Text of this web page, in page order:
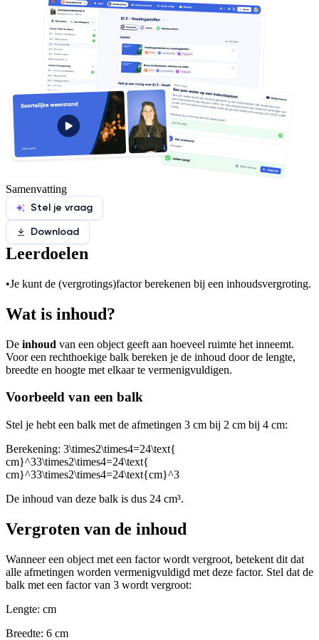
Samenvatting
Stel je vraag
Download
Leerdoelen
•Je kunt de (vergrotings)factor berekenen bij een inhoudsvergroting.
Wat is inhoud?
De inhoud van een object geeft aan hoeveel ruimte het inneemt.
Voor een rechthoekige balk bereken je de inhoud door de lengte,
breedte en hoogte met elkaar te vermenigvuldigen.
Voorbeeld van een balk
Stel je hebt een balk met de afmetingen 3 cm bij 2 cm bij 4 cm:
Berekening: 3\times2\times4=24\text{
cm}^33\times2\times4=24\text{
cm}^33\times2\times4=24\text{cm}^3
De inhoud van deze balk is dus 24 cm³.
Vergroten van de inhoud
Wanneer een object met een factor wordt vergroot, betekent dit dat
alle afmetingen worden vermenigvuldigd met deze factor. Stel dat de
balk met een factor van 3 wordt vergroot:
Lengte: cm
Breedte: 6 cm